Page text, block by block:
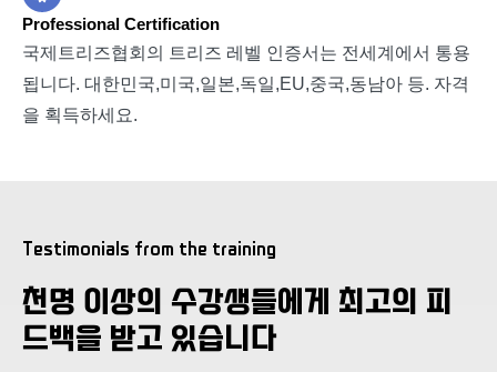
Professional Certification
국제트리즈협회의 트리즈 레벨 인증서는 전세계에서 통용
됩니다. 대한민국,미국,일본,독일,EU,중국,동남아 등. 자격
을 획득하세요.
Testimonials from the training
천명 이상의 수강생들에게 최고의 피
드백을 받고 있습니다